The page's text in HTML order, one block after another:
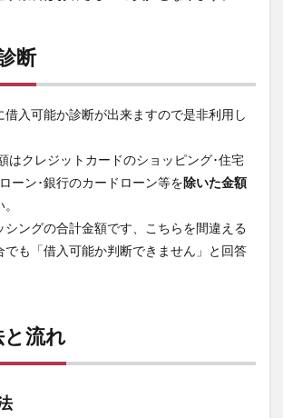
断
借入可能か診断が出来ますので是非利用し
はクレジットカードのショッピング･住宅
ーン･銀行のカードローン等を 除いた金額
シングの合計金額です、こちらを間違える
でも「借入可能か判断できません」と回答
と流れ